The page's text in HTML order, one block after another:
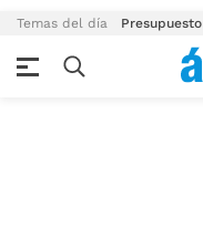
Temas del día Presupuesto